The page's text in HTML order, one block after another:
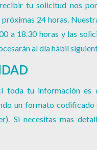
tu solicitud nos
24 horas.
a 18.30 horas y las
al día hábil
toda tu información es
un formato codificado
Si necesitas mas